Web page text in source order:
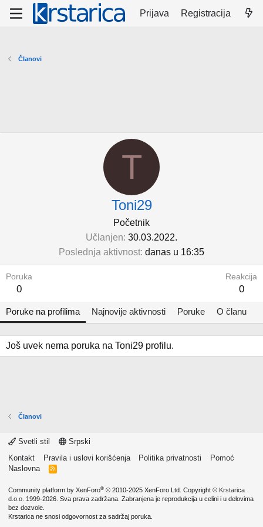
Prijava Registracija
Članovi
T
Toni29
Početnik
Učlanjen 30.03.2022.
Poslednja aktivnost danas u 16:35
Poruka
0
Reakcija
0
Poruke na profilima Najnovije aktivnosti Poruke O članu
Još uvek nema poruka na Toni29 profilu.
Članovi
Svetli stil
Srpski
Kontakt
Pravila i uslovi korišćenja Politika privatnosti
Pomoć
Naslovna
R
Community platform by XenForo® © 2010-2025 XenForo Ltd. Copyright © Krstarica
d.o.o. 1999-2026. Sva prava zadržana. Zabranjena je reprodukcija u celini i u delovima
bez dozvole.
Krstarica ne snosi odgovornost za sadržaj poruka.